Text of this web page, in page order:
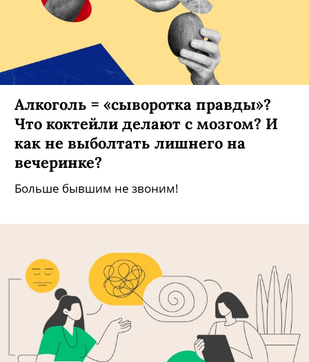
Алкоголь = «сыворотка правды»?
Что коктейли делают с мозгом? И
как не выболтать лишнего на
вечеринке?
Больше бывшим не звоним!